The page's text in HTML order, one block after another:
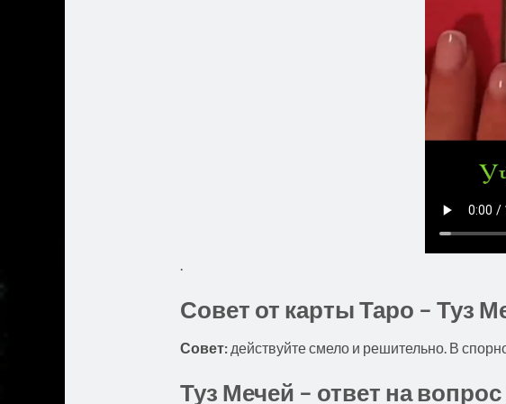
.
Совет от карты Таро – Туз
Совет:действуйте смело и решительно. В
Туз Мечей – ответ на